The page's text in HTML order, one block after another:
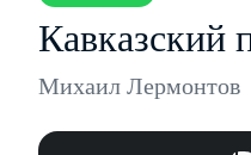
Кавказский
Михаил Лермонтов